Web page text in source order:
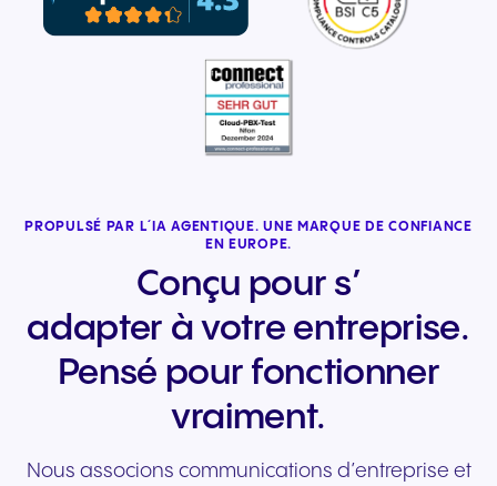
PROPULSÉ PAR L´IA AGENTIQUE. UNE MARQUE DE CONFIANCE
EN EUROPE.
Conçu pour s’
adapter à votre entreprise.
Pensé pour fonctionner
vraiment.
Nous associons communications d’entreprise et